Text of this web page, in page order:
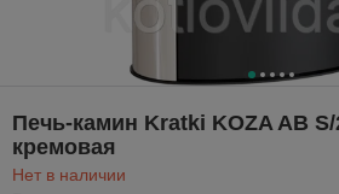
Печь-камин Kratki KOZA AB
кремовая
Нет в наличии